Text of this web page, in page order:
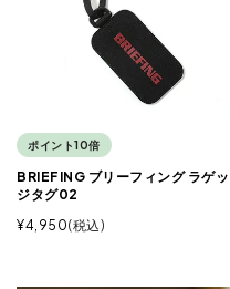
ポイント10倍
BRIEFING ブリーフィング ラゲッ
ジタグ02
¥4,950 税込